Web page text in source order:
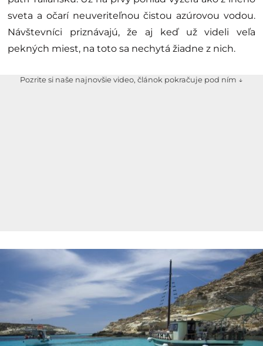
sveta a očarí neuveriteľnou čistou azúrovou vodou.
Návštevníci priznávajú, že aj keď už videli veľa
pekných miest, na toto sa nechytá žiadne z nich.
Pozrite si naše najnovšie video, článok pokračuje pod ním ↓